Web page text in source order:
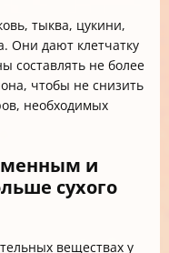
тыква, цукини,
Они дают клетчатку
составлять не более
чтобы не снизить
необходимых
и
сухого
веществах у